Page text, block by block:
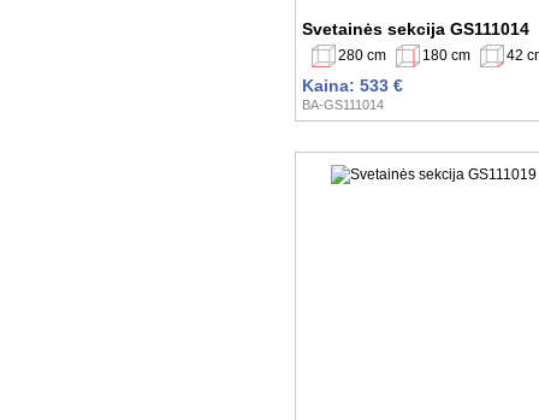
Svetainės sekcija GS111014
280 cm 180 cm 42
Kaina: 533 €
BA-GS111014